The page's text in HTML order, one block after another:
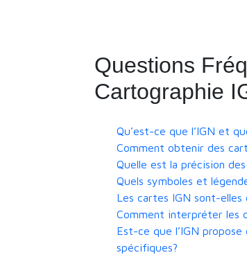
Questions
Cartographie
Qu’est-ce que l’IGN et
Comment obtenir des
Quelle est la précision
Quels symboles et
Les cartes IGN sont-elles
Comment interpréter les
Est-ce que l’IGN
spécifiques?